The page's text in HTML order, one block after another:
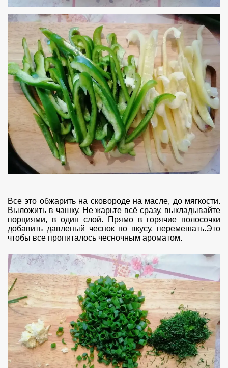
Все это обжарить на сковороде на масле, до мягкости.
Выложить в чашку. Не жарьте всё сразу, выкладывайте
порциями, в один слой. Прямо в горячие полосочки
добавить давленый чеснок по вкусу, перемешать.Это
чтобы все пропиталось чесночным ароматом.